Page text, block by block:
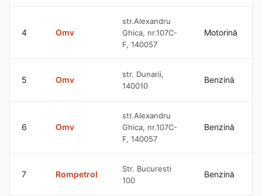
4 Omv
str.Alexandru
Ghica, nr.107C-
F, 140057
Motorină
5 Omv
str. Dunarii,
140010
Benzină
6 Omv
str.Alexandru
Ghica, nr.107C-
F, 140057
Benzină
7 Rompetrol
Str. Bucuresti
100
Benzină